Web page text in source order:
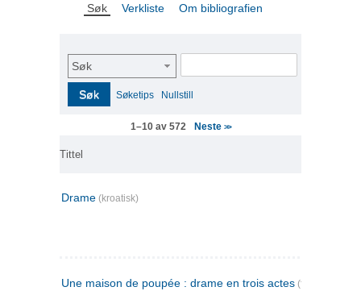
Søk Verkliste Om bibliografien
Søk
Søk Søketips Nullstill
1–10 av 572 Neste >>
Tittel
Drame (kroatisk)
Une maison de poupée : drame en trois actes (fransk)